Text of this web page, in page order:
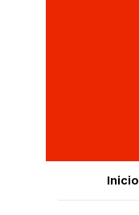
Inicio